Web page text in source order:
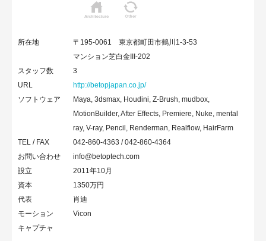
所在地
〒195-0061 東京都町田市鶴川1-3-53
マンション芝白金III-202
スタッフ数
3
URL
http://betopjapan.co.jp/
ソフトウェア
Maya, 3dsmax, Houdini, Z-Brush, mudbox,
MotionBuilder, After Effects, Premiere, Nuke, mental
ray, V-ray, Pencil, Renderman, Realflow, HairFarm
TEL / FAX
042-860-4363 / 042-860-4364
お問い合わせ
info@betoptech.com
設立
2011年10月
資本
1350万円
代表
肖迪
モーション
キャプチャ
Vicon